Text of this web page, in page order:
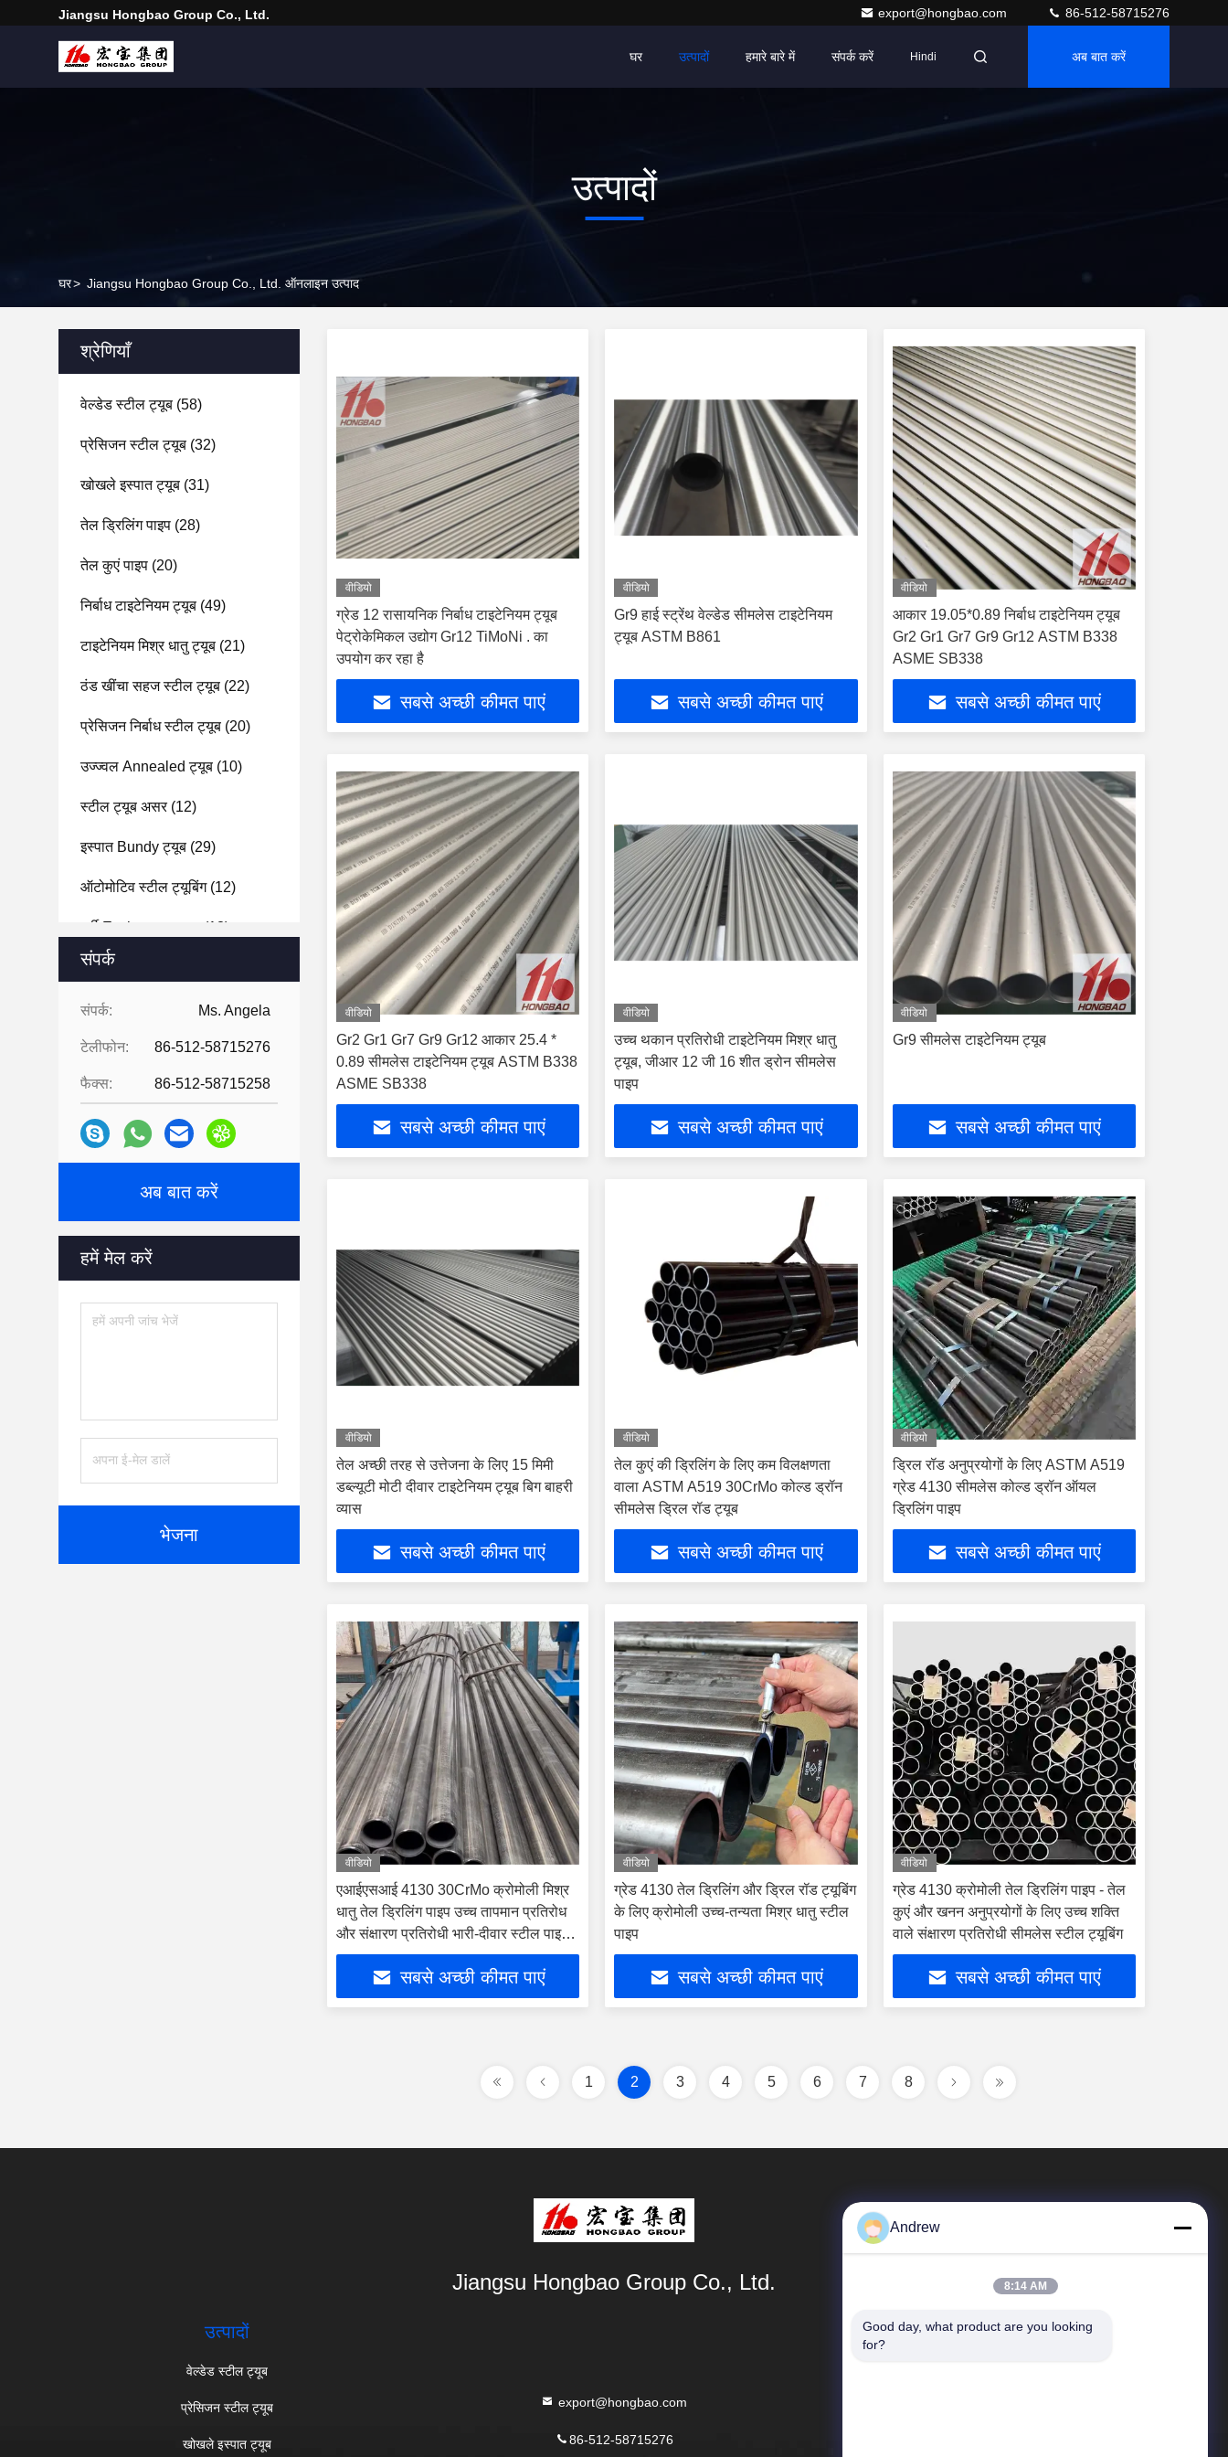
Jiangsu Hongbao Group Co., Ltd. export@hongbao.com 86-512-58715276
घर उत्पादों हमारे बारे में संपर्क करें Hindi अब बात करें
उत्पादों
घर> Jiangsu Hongbao Group Co., Ltd. ऑनलाइन उत्पाद
श्रेणियाँ
वेल्डेड स्टील ट्यूब (58)
प्रेसिजन स्टील ट्यूब (32)
खोखले इस्पात ट्यूब (31)
तेल ड्रिलिंग पाइप (28)
तेल कुएं पाइप (20)
निर्बाध टाइटेनियम ट्यूब (49)
टाइटेनियम मिश्र धातु ट्यूब (21)
ठंड खींचा सहज स्टील ट्यूब (22)
प्रेसिजन निर्बाध स्टील ट्यूब (20)
उज्ज्वल Annealed ट्यूब (10)
स्टील ट्यूब असर(12)
इस्पात Bundy ट्यूब (29)
ऑटोमोटिव स्टील ट्यूबिंग(12)
गर्मी Exchanger ट्यूब (13)
संपर्क
संपर्क: Ms. Angela
टेलीफोन: 86-512-58715276
फैक्स: 86-512-58715258
अब बात करें
हमें मेल करें
भेजना
वीडियो
ग्रेड 12 रासायनिक निर्बाध टाइटेनियम ट्यूब
पेट्रोकेमिकल उद्योग Gr12 TiMoNi . का
उपयोग कर रहा है
सबसे अच्छी कीमत पाएं
वीडियो
Gr9 हाई स्ट्रेंथ वेल्डेड सीमलेस टाइटेनियम
ट्यूब ASTM B861
सबसे अच्छी कीमत पाएं
वीडियो
आकार 19.05*0.89 निर्बाध टाइटेनियम ट्यूब
Gr2 Gr1 Gr7 Gr9 Gr12 ASTM B338
ASME SB338
सबसे अच्छी कीमत पाएं
वीडियो
Gr2 Gr1 Gr7 Gr9 Gr12 आकार 25.4 *
0.89 सीमलेस टाइटेनियम ट्यूब ASTM B338
ASME SB338
सबसे अच्छी कीमत पाएं
वीडियो
उच्च थकान प्रतिरोधी टाइटेनियम मिश्र धातु
ट्यूब, जीआर 12 जी 16 शीत ड्रोन सीमलेस
पाइप
सबसे अच्छी कीमत पाएं
वीडियो
Gr9 सीमलेस टाइटेनियम ट्यूब
सबसे अच्छी कीमत पाएं
वीडियो
तेल अच्छी तरह से उत्तेजना के लिए 15 मिमी
डब्ल्यूटी मोटी दीवार टाइटेनियम ट्यूब बिग बाहरी
व्यास
सबसे अच्छी कीमत पाएं
वीडियो
तेल कुएं की ड्रिलिंग के लिए कम विलक्षणता
वाला ASTM A519 30CrMo कोल्ड ड्रॉन
सीमलेस ड्रिल रॉड ट्यूब
सबसे अच्छी कीमत पाएं
वीडियो
ड्रिल रॉड अनुप्रयोगों के लिए ASTM A519
ग्रेड 4130 सीमलेस कोल्ड ड्रॉन ऑयल
ड्रिलिंग पाइप
सबसे अच्छी कीमत पाएं
वीडियो
एआईएसआई 4130 30CrMo क्रोमोली मिश्र
धातु तेल ड्रिलिंग पाइप उच्च तापमान प्रतिरोध
और संक्षारण प्रतिरोधी भारी-दीवार स्टील पाइप
के साथ
सबसे अच्छी कीमत पाएं
वीडियो
ग्रेड 4130 तेल ड्रिलिंग और ड्रिल रॉड ट्यूबिंग
के लिए क्रोमोली उच्च-तन्यता मिश्र धातु स्टील
पाइप
सबसे अच्छी कीमत पाएं
वीडियो
ग्रेड 4130 क्रोमोली तेल ड्रिलिंग पाइप - तेल
कुएं और खनन अनुप्रयोगों के लिए उच्च शक्ति
वाले संक्षारण प्रतिरोधी सीमलेस स्टील ट्यूबिंग
सबसे अच्छी कीमत पाएं
1 2 3 4 5 6 7 8
Jiangsu Hongbao Group Co., Ltd.
उत्पादों
वेल्डेड स्टील ट्यूब
प्रेसिजन स्टील ट्यूब
खोखले इस्पात ट्यूब
export@hongbao.com
86-512-58715276
त्वरित लिंक
Andrew
8:14 AM
Good day, what product are you looking
for?